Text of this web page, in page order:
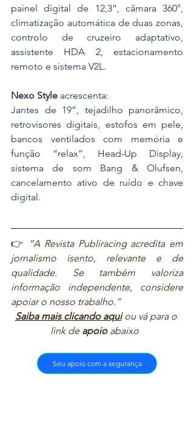
painel digital de 12,3”, câmara 360°,
climatização automática de duas zonas,
controlo de cruzeiro adaptativo,
assistente HDA 2, estacionamento
remoto e sistema V2L.
Nexo Style acrescenta:
Jantes de 19”, tejadilho panorâmico,
retrovisores digitais, estofos em pele,
bancos ventilados com memória e
função “relax”, Head-Up Display,
sistema de som Bang & Olufsen,
cancelamento ativo de ruído e chave
digital.
👉
“A Revista Publiracing acredita em
jornalismo isento, relevante e de
qualidade. Se também valoriza
informação independente, considere
apoiar o nosso trabalho.”
Saiba mais clicando aqui ou vá para o
link de apoio abaixo
Seu apoio com a segurança